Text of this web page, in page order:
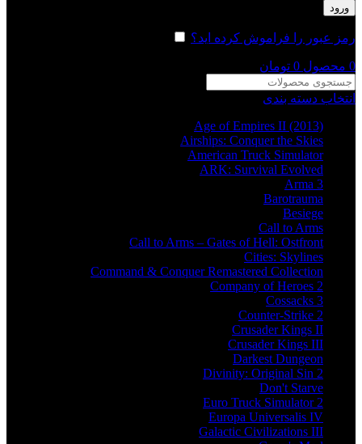
ورود
رمز عبور را فراموش کرده اید؟
0 محصول 0 تومان
انتخاب دسته بندی
Age of Empires II (2013)
Airships: Conquer the Skies
American Truck Simulator
ARK: Survival Evolved
Arma 3
Barotrauma
Besiege
Call to Arms
Call to Arms – Gates of Hell: Ostfront
Cities: Skylines
Command & Conquer Remastered Collection
Company of Heroes 2
Cossacks 3
Counter-Strike 2
Crusader Kings II
Crusader Kings III
Darkest Dungeon
Divinity: Original Sin 2
Don't Starve
Euro Truck Simulator 2
Europa Universalis IV
Galactic Civilizations III